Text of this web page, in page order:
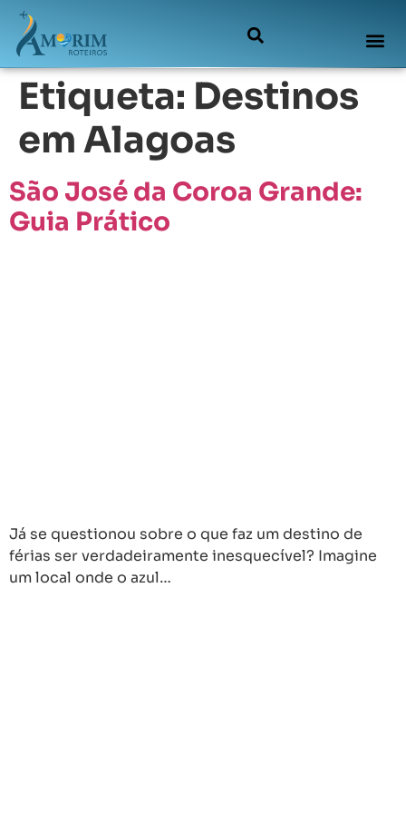
Etiqueta: Destinos
em Alagoas
São José da Coroa Grande:
Guia Prático
Já se questionou sobre o que faz um destino de
férias ser verdadeiramente inesquecível? Imagine
um local onde o azul…